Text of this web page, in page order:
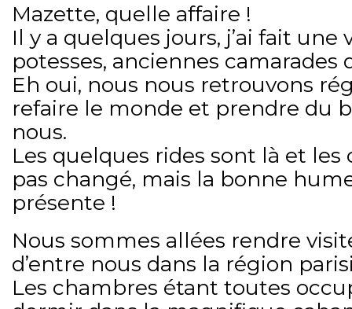
Mazette, quelle affaire !
Il y a quelques jours, j’ai fait une
potesses, anciennes camarades
Eh oui, nous nous retrouvons
refaire le monde et prendre du
nous.
Les quelques rides sont là et les
pas changé, mais la bonne
présente !
Nous sommes allées rendre
d’entre nous dans la région
Les chambres étant toutes